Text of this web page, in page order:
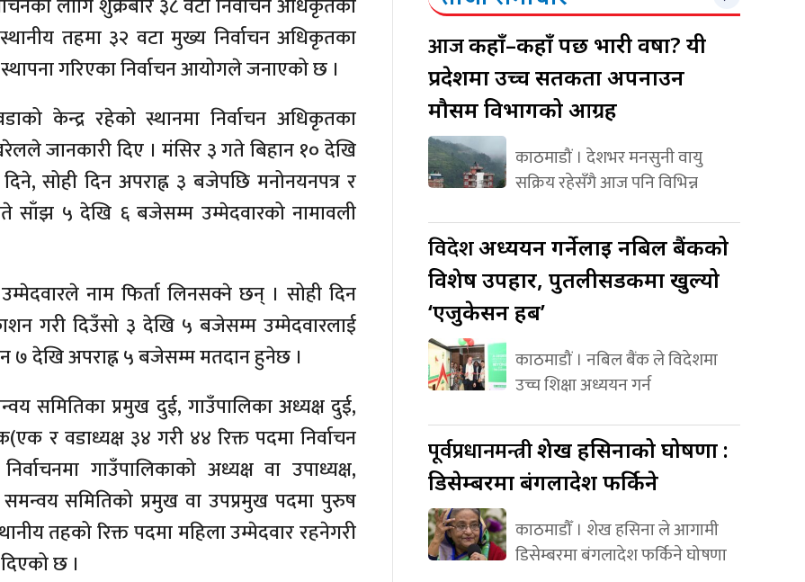
लागि शुक्रबार ३८ वटा निर्वाचन अधिकृतका
तहमा ३२ वटा मुख्य निर्वाचन अधिकृतका
गरिएका निर्वाचन आयोगले जनाएको छ ।
केन्द्र रहेको स्थानमा निर्वाचन अधिकृतका
जानकारी दिए । मंसिर ३ गते बिहान १० देखि
सोही दिन अपराह्न ३ बजेपछि मनोनयनपत्र र
साँझ ५ देखि ६ बजेसम्म उम्मेदवारको नामावली
नाम फिर्ता लिनसक्ने छन् । सोही दिन
गरी दिउँसो ३ देखि ५ बजेसम्म उम्मेदवारलाई
७ देखि अपराह्न ५ बजेसम्म मतदान हुनेछ ।
समितिका प्रमुख दुई, गाउँपालिका अध्यक्ष दुई,
र वडाध्यक्ष ३४ गरी ४४ रिक्त पदमा निर्वाचन
गाउँपालिकाको अध्यक्ष वा उपाध्यक्ष,
समितिको प्रमुख वा उपप्रमुख पदमा पुरुष
तहको रिक्त पदमा महिला उम्मेदवार रहनेगरी
छ ।
आजकहाँ–कहाँ पर्छ भारी वर्षा? यी
प्रदेशमा उच्च सतर्कता अपनाउन
मौसम विभागको आग्रह
काठमाडौं । देशभर मनसुनी वायु
सक्रिय रहेसँगै आज पनि विभिन्न
विदेशअध्ययन गर्नेलाई नबिल बैंकको
विशेष उपहार, पुतलीसडकमा खुल्यो
‘एजुकेसन हब’
काठमाडौं । नबिल बैंक ले विदेशमा
उच्च शिक्षा अध्ययन गर्न
पूर्वप्रधानमन्त्रीशेख हसिनाको घोषणा :
डिसेम्बरमा बंगलादेश फर्किने
काठमाडौँ । शेख हसिना ले आगामी
डिसेम्बरमा बंगलादेश फर्किने घोषणा